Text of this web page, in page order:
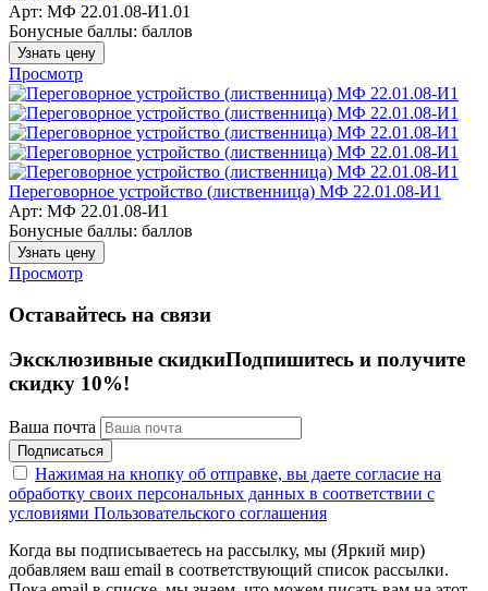
Арт: МФ 22.01.08-И1.01
Бонусные баллы: баллов
Узнать цену
Просмотр
Переговорное устройство (лиственница) МФ 22.01.08-И1
Арт: МФ 22.01.08-И1
Бонусные баллы: баллов
Узнать цену
Просмотр
Оставайтесь на связи
Эксклюзивные скидкиПодпишитесь и получите
скидку 10%!
Ваша почта
Подписаться
Нажимая на кнопку об отправке, вы даете согласие на
обработку своих персональных данных в соответствии с
условиями Пользовательского соглашения
Когда вы подписываетесь на рассылку, мы (Яркий мир)
добавляем ваш email в соответствующий список рассылки.